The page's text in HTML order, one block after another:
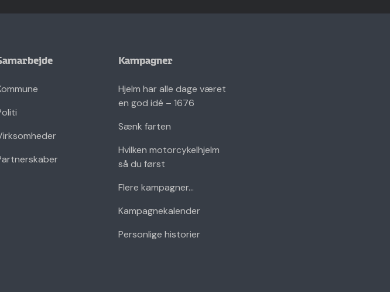
Kampagner
Hjelm har alle dage været
en god idé – 1676
Sænk farten
Hvilken motorcykelhjelm
så du først
Flere kampagner...
Kampagnekalender
Personlige historier